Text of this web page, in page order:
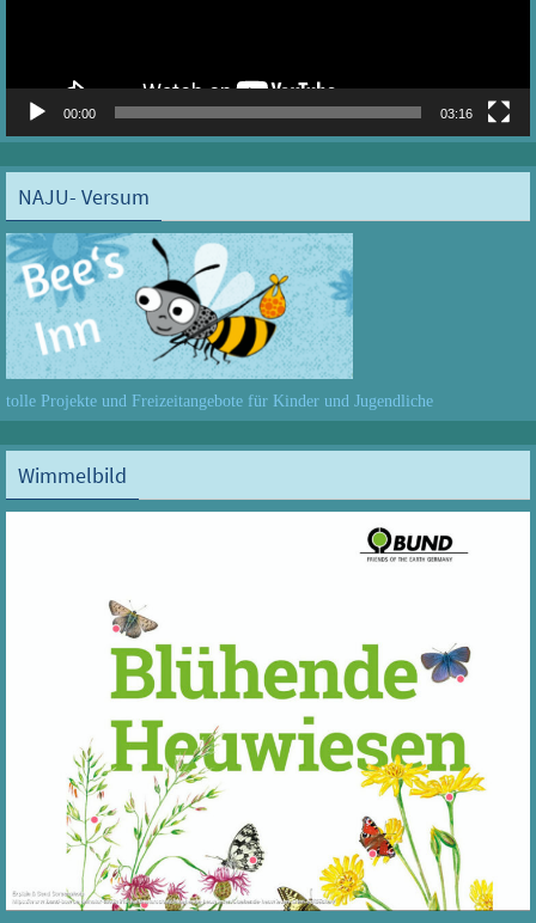
00:00 03:16
NAJU- Versum
tolle Projekte und Freizeitangebote für Kinder und Jugendliche
Wimmelbild